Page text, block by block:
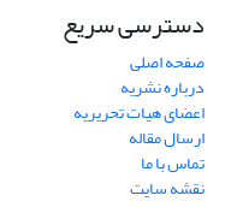
دسترسی سریع
صفحه اصلی
درباره نشریه
اعضای هیات تحریریه
ارسال مقاله
تماس با ما
نقشه سایت